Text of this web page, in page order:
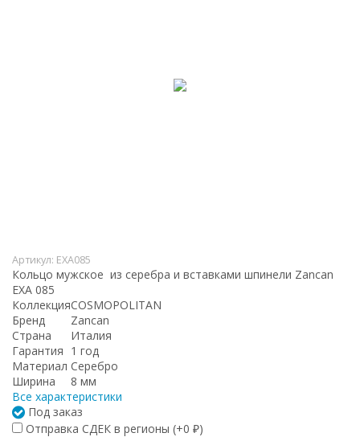
Артикул: EXA085
Кольцо мужское из серебра и вставками шпинели Zancan
EXA 085
КоллекцияCOSMOPOLITAN
Бренд
Zancan
Страна
Италия
Гарантия 1 год
Материал Серебро
Ширина
8 мм
Все характеристики
Под заказ
Отправка СДЕК в регионы (+0 ₽)